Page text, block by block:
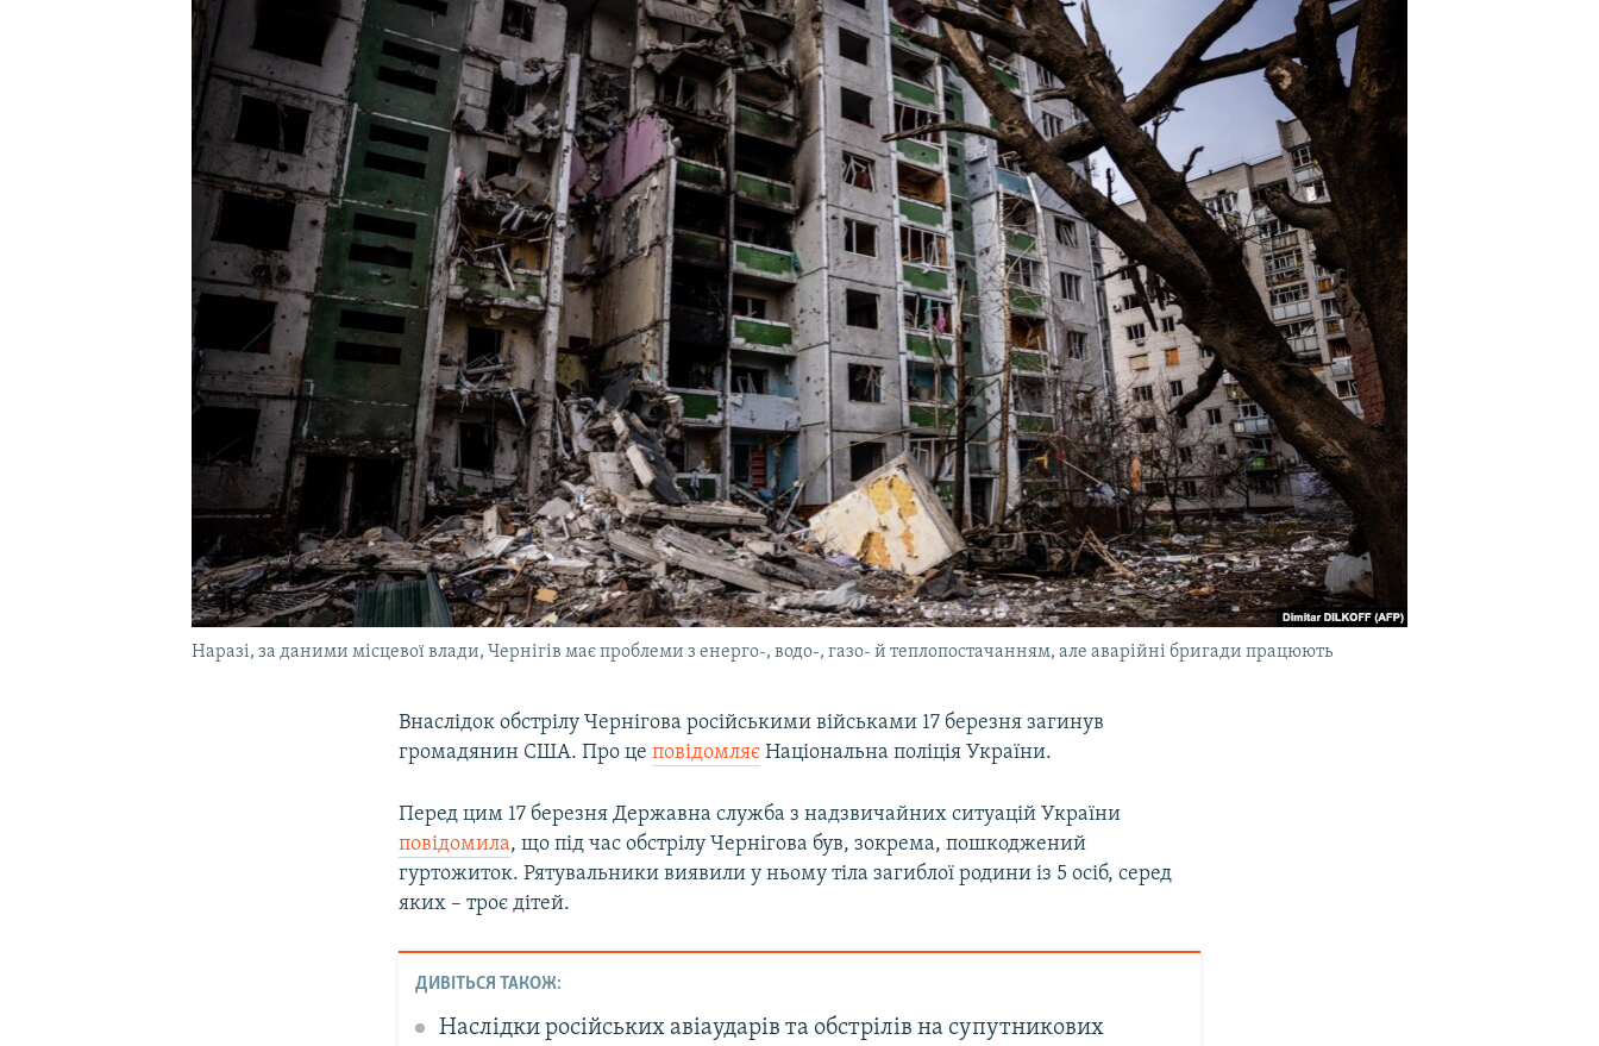
Наразі, за даними місцевої влади, Чернігів має проблеми з енерго-, водо-, газо- й теплопостачанням, але аварійні бригади працюють
Внаслідок обстрілу Чернігова російськими військами 17 березня загинув
громадянин США. Про цеповідомляє Національна поліція України.
Перед цим 17 березня Державна служба з надзвичайних ситуацій України
повідомила, що під час обстрілу Чернігова був, зокрема, пошкоджений
гуртожиток. Рятувальники виявили у ньому тіла загиблої родини із 5 осіб, серед
яких – троє дітей.
ДИВІТЬСЯ ТАКОЖ:
Наслідки російських авіаударів та обстрілів на супутникових